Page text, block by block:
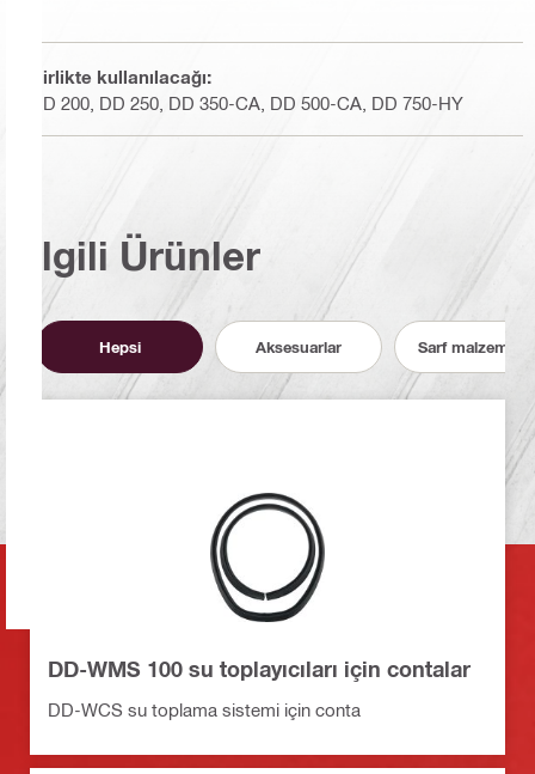
Birlikte kullanılacağı:
DD 200, DD 250, DD 350-CA, DD 500-CA, DD 750-HY
İlgili Ürünler
Hepsi Aksesuarlar Sarf
DD-WMS 100 su toplayıcıları için contalar
DD-WCS su toplama sistemi için conta